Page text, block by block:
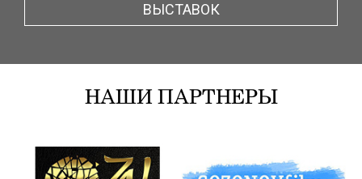
ВЫСТАВОК
НАШИ ПАРТНЕРЫ